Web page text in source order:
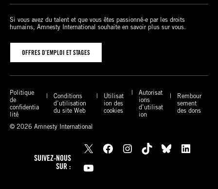
Si vous avez du talent et que vous êtes passionné-e par les droits
humains, Amnesty International souhaite en savoir plus sur vous.
OFFRES D’EMPLOI ET STAGES
Politique
de
confidentia
lité
Conditions
d’utilisation
du site Web
Utilisat
ion des
cookies
Autorisat
ions
d’utilisat
ion
Rembour
sement
des dons
© 2026 Amnesty International
SUIVEZ-NOUS
SUR :
X Facebook Instagram TikTok Bluesky
LinkedIn
YouTube